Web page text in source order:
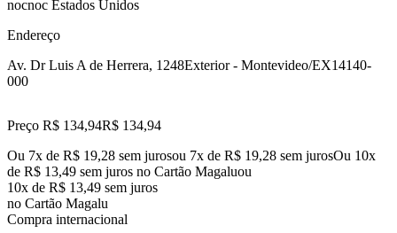
nocnoc Estados Unidos
Endereço
Av. Dr Luis A de Herrera, 1248Exterior - Montevideo/EX14140-
000
Preço R$ 134,94R$ 134,94
Ou 7x de R$ 19,28 sem jurosou 7x de R$ 19,28 sem jurosOu 10x
de R$ 13,49 sem juros no Cartão Magaluou
10x de R$ 13,49 sem juros
no Cartão Magalu
Compra internacional